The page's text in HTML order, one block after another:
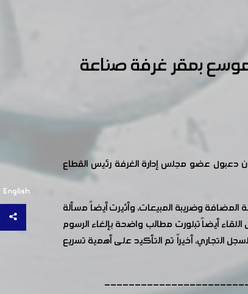
English
بمقر غرفة صناعة
دعبول عضو مجلس إدارة الغرفة رئيس القطاع
وضريبة المبيعات، وأثيرت أيضاً مسألة
أيضاً تبلورت مطالب واضحة بإلغاء الرسوم
التجاري، أخيراً تم التأكيد على أهمية تسريع